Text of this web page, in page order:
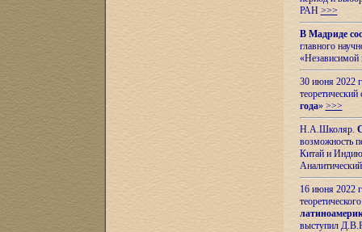
РАН >>>
В Мадриде
главного
«Независимой
30 июня 2022
года» >>>
Н.А.Школяр.
возможность
Китай и
16 июня 2022
выступил